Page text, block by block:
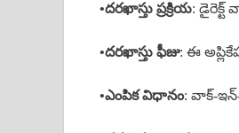
•దరఖాస్తు ప్రక్రియ: డైరెక్ట్
•దరఖాస్తు ఫీజు: ఈ
•ఎంపిక విధానం: వాక్-